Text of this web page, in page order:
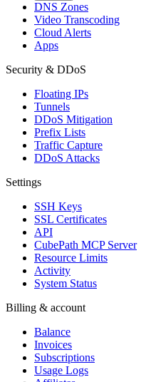
DNS Zones
Video Transcoding
Cloud Alerts
Apps
Security & DDoS
Floating IPs
Tunnels
DDoS Mitigation
Prefix Lists
Traffic Capture
DDoS Attacks
Settings
SSH Keys
SSL Certificates
API
CubePath MCP Server
Resource Limits
Activity
System Status
Billing & account
Balance
Invoices
Subscriptions
Usage Logs